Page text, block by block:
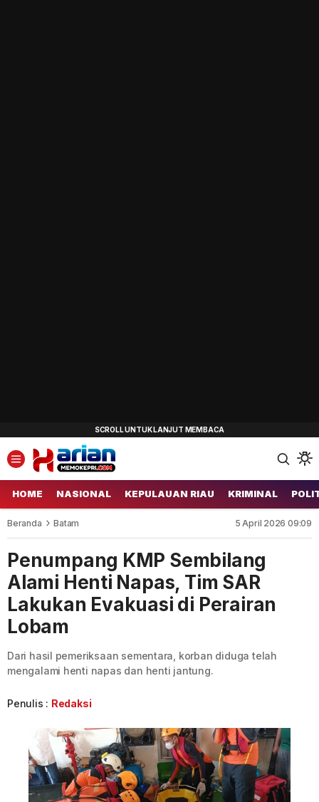
HOME NASIONAL KEPULAUAN RIAU KRIMINAL
Beranda Batam 5 April 2026 09:09
Penumpang KMP Sembilang
Alami Henti Napas, Tim SAR
Lakukan Evakuasi di Perairan
Lobam
Dari hasil pemeriksaan sementara, korban diduga telah
mengalami henti napas dan henti jantung.
Penulis : Redaksi